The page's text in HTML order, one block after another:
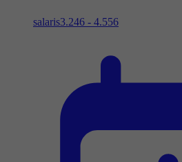
salaris3.246 - 4.556